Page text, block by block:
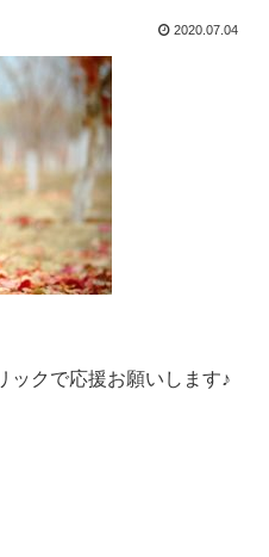
2020.07.04
ックで応援お願いします♪